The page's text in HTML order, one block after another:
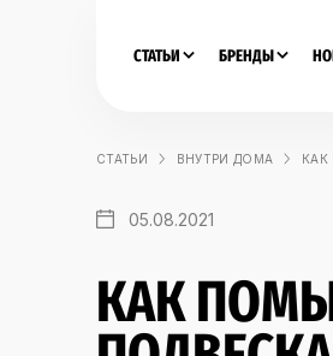
СТАТЬИ БРЕНДЫ
СТАТЬИ ВНУТРИ ДОМА
05.08.2021
КАК